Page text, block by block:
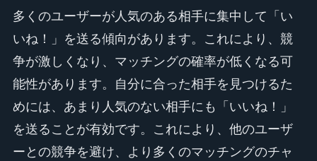
多くのユーザーが人気のある相手に集中して「い
いね！」を送る傾向があります。これにより、競
争が激しくなり、マッチングの確率が低くなる可
能性があります。自分に合った相手を見つけるた
めには、あまり人気のない相手にも「いいね！」
を送ることが有効です。これにより、他のユーザ
ーとの競争を避け、より多くのマッチングのチャ